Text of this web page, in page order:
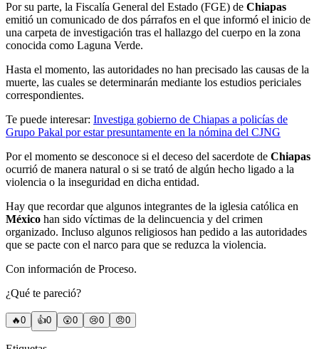
Por su parte, la Fiscalía General del Estado (FGE) de Chiapas
emitió un comunicado de dos párrafos en el que informó el inicio de
una carpeta de investigación tras el hallazgo del cuerpo en la zona
conocida como Laguna Verde.
Hasta el momento, las autoridades no han precisado las causas de la
muerte, las cuales se determinarán mediante los estudios periciales
correspondientes.
Te puede interesar: Investiga gobierno de Chiapas a policías de
Grupo Pakal por estar presuntamente en la nómina del CJNG
Por el momento se desconoce si el deceso del sacerdote de Chiapas
ocurrió de manera natural o si se trató de algún hecho ligado a la
violencia o la inseguridad en dicha entidad.
Hay que recordar que algunos integrantes de la iglesia católica en
México han sido víctimas de la delincuencia y del crimen
organizado. Incluso algunos religiosos han pedido a las autoridades
que se pacte con el narco para que se reduzca la violencia.
Con información de Proceso.
¿Qué te pareció?
🔥0 👍0 😲0 😢0 😠0